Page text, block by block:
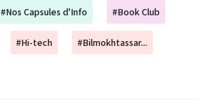
#Nos Capsules d'Info #Book Club
#Hi-tech #Bilmokhtassar...